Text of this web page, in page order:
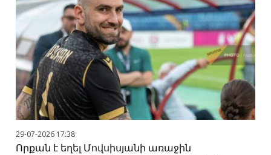
29-07-2026 17:38
Որքան է եղել Մովսիսյանի առաջին